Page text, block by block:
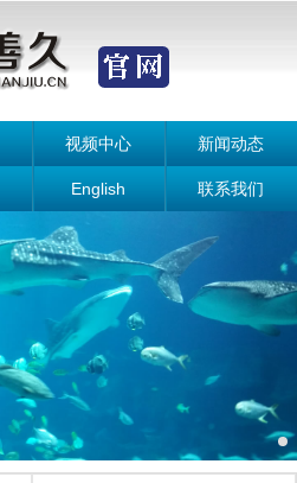
视频中心 新闻动态
English 联系我们